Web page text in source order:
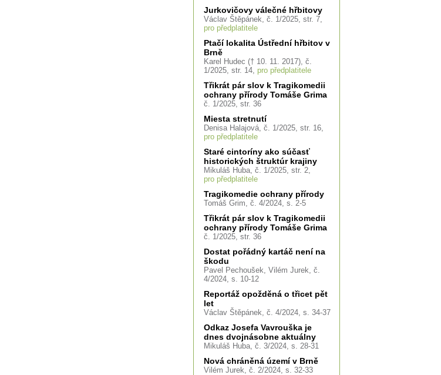
Jurkovičovy válečné hřbitovy
Václav Štěpánek, č. 1/2025, str. 7,
pro předplatitele
Ptačí lokalita Ústřední hřbitov v
Brně
Karel Hudec († 10. 11. 2017), č.
1/2025, str. 14, pro předplatitele
Třikrát pár slov k Tragikomedii
ochrany přírody Tomáše Grima
č. 1/2025, str. 36
Miesta stretnutí
Denisa Halajová, č. 1/2025, str. 16,
pro předplatitele
Staré cintoríny ako súčasť
historických štruktúr krajiny
Mikuláš Huba, č. 1/2025, str. 2,
pro předplatitele
Tragikomedie ochrany přírody
Tomáš Grim, č. 4/2024, s. 2-5
Třikrát pár slov k Tragikomedii
ochrany přírody Tomáše Grima
č. 1/2025, str. 36
Dostat pořádný kartáč není na
škodu
Pavel Pechoušek, Vilém Jurek, č.
4/2024, s. 10-12
Reportáž opožděná o třicet pět
let
Václav Štěpánek, č. 4/2024, s. 34-37
Odkaz Josefa Vavrouška je
dnes dvojnásobne aktuálny
Mikuláš Huba, č. 3/2024, s. 28-31
Nová chráněná území v Brně
Vilém Jurek, č. 2/2024, s. 32-33